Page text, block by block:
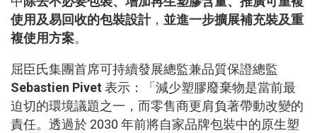
使用及易回收的包裝設計， 並進一步擴展補充裝及重
複使用方案。
屈臣氏集團首席可持續發展總監兼品質保證總監
Sebastien Pivet 表示：「減少塑膠廢棄物是當前最
迫切的環境議題之一，而零售商更肩負著帶動改變的
責任。透過於 2030 年前將自家品牌包裝中的原生塑